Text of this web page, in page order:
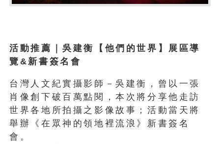
活動推薦｜吳建衡【他們的世界】展區導
覽&新書簽名會
台灣人文紀實攝影師－吳建衡，曾以一張
肖像創下破百萬點閱，本次將分享他走訪
世界各地所拍攝之影像故事；活動當天將
舉辦《在眾神的領地裡流浪》新書簽名
會。